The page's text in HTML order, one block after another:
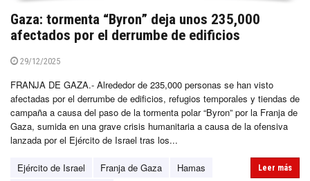
Gaza: tormenta “Byron” deja unos 235,000
afectados por el derrumbe de edificios
29/12/2025
FRANJA DE GAZA.- Alrededor de 235,000 personas se han visto
afectadas por el derrumbe de edificios, refugios temporales y tiendas de
campaña a causa del paso de la tormenta polar “Byron” por la Franja de
Gaza, sumida en una grave crisis humanitaria a causa de la ofensiva
lanzada por el Ejército de Israel tras los...
Ejército de Israel Franja de Gaza
Hamas
Leer más